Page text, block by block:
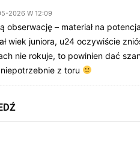
2026 W 12:09
obserwację – materiał na
wiek juniora, u24 oczywiście
nie rokuje, to powinien dać
z toru